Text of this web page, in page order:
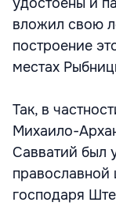
вложил свою
построение
местах
Так, в
Михаило-
Савватий был
православной
господаря